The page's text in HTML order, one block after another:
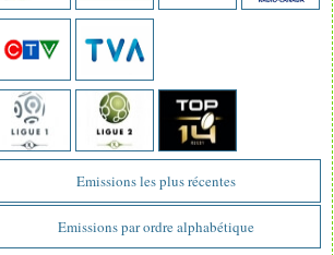
Emissions les plus récentes
Emissions par ordre alphabétique